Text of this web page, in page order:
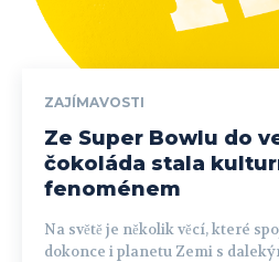
ZAJÍMAVOSTI
Ze Super Bowlu do
čokoláda stala
fenoménem
Na světě je několik věcí, které
dokonce i planetu Zemi s